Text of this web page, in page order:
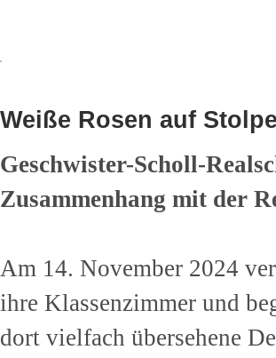
Weiße Rosen auf
Geschwister-Scholl-
Zusammenhang mit der
Am 14. November 2024
ihre Klassenzimmer und
dort vielfach übersehene